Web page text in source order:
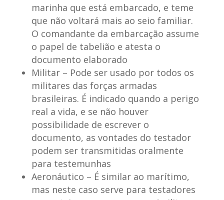
marinha que está embarcado, e teme
que não voltará mais ao seio familiar.
O comandante da embarcação assume
o papel de tabelião e atesta o
documento elaborado
Militar– Pode ser usado por todos os
militares das forças armadas
brasileiras. É indicado quando a perigo
real a vida, e se não houver
possibilidade de escrever o
documento, as vontades do testador
podem ser transmitidas oralmente
para testemunhas
Aeronáutico – É similar ao marítimo,
mas neste caso serve para testadores